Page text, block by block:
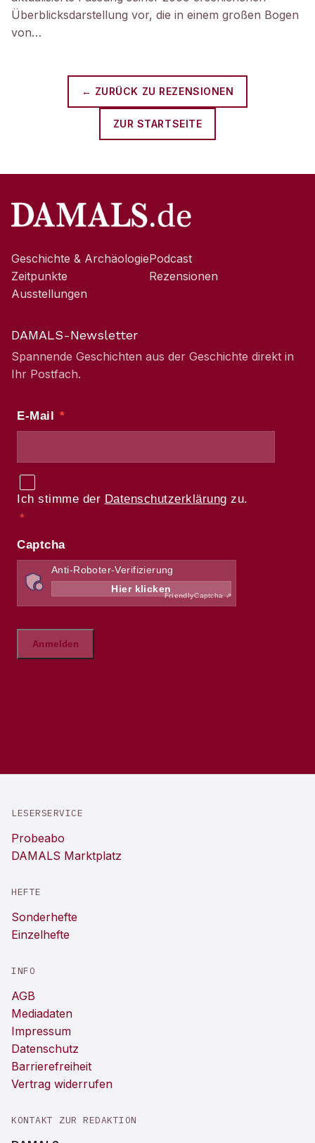
Überblicksdarstellung vor, die in einem großen Bogen
von…
← ZURÜCK ZU REZENSIONEN
ZUR STARTSEITE
Geschichte & Archäologie
Zeitpunkte
Ausstellungen
Podcast
Rezensionen
DAMALS-Newsletter
Spannende Geschichten aus der Geschichte direkt in
Ihr Postfach.
LESERSERVICE
Probeabo
DAMALS Marktplatz
HEFTE
Sonderhefte
Einzelhefte
INFO
AGB
Mediadaten
Impressum
Datenschutz
Barrierefreiheit
Vertrag widerrufen
KONTAKT ZUR REDAKTION